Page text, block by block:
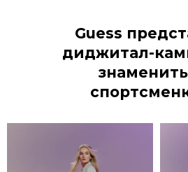
Guess
диджитал-